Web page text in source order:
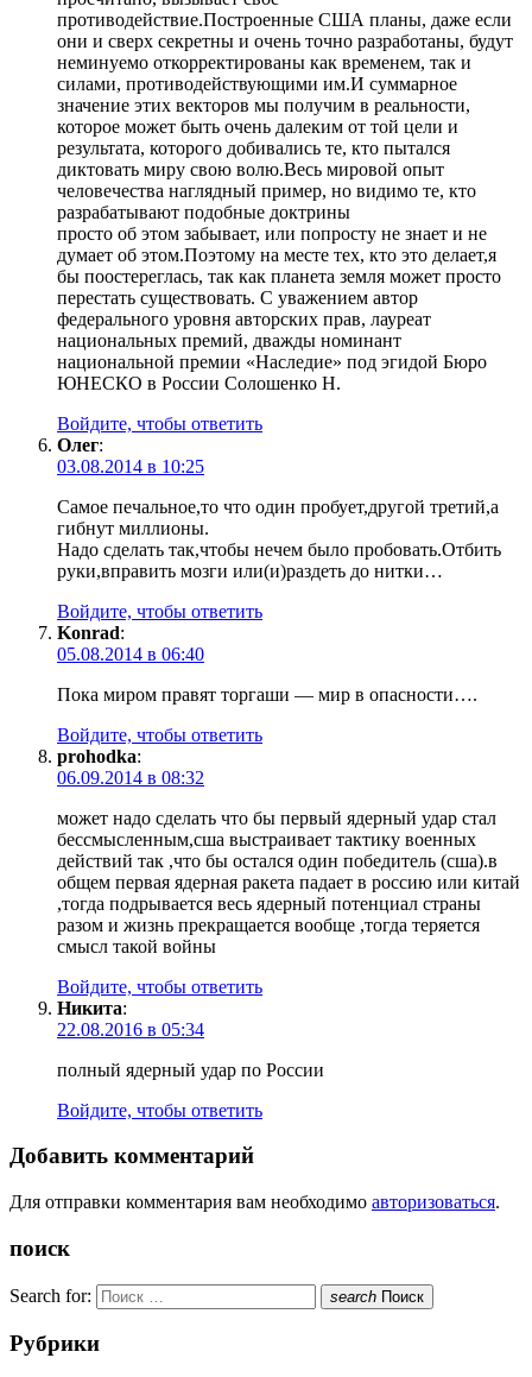
противодействие.Построенные США планы, даже если
они и сверх секретны и очень точно разработаны, будут
неминуемо откорректированы как временем, так и
силами, противодействующими им.И суммарное
значение этих векторов мы получим в реальности,
которое может быть очень далеким от той цели и
результата, которого добивались те, кто пытался
диктовать миру свою волю.Весь мировой опыт
человечества наглядный пример, но видимо те, кто
разрабатывают подобные доктрины
просто об этом забывает, или попросту не знает и не
думает об этом.Поэтому на месте тех, кто это делает,я
бы поостереглась, так как планета земля может просто
перестать существовать. С уважением автор
федерального уровня авторских прав, лауреат
национальных премий, дважды номинант
национальной премии «Наследие» под эгидой Бюро
ЮНЕСКО в России Солошенко Н.
Войдите, чтобы ответить
Олег:
03.08.2014 в 10:25
Самое печальное,то что один пробует,другой третий,а
гибнут миллионы.
Надо сделать так,чтобы нечем было пробовать.Отбить
руки,вправить мозги или(и)раздеть до нитки…
Войдите, чтобы ответить
Konrad:
05.08.2014 в 06:40
Пока миром правят торгаши — мир в опасности….
Войдите, чтобы ответить
prohodka:
06.09.2014 в 08:32
может надо сделать что бы первый ядерный удар стал
бессмысленным,сша выстраивает тактику военных
действий так ,что бы остался один победитель (сша).в
общем первая ядерная ракета падает в россию или китай
,тогда подрывается весь ядерный потенциал страны
разом и жизнь прекращается вообще ,тогда теряется
смысл такой войны
Войдите, чтобы ответить
Никита:
22.08.2016 в 05:34
полный ядерный удар по России
Войдите, чтобы ответить
Добавить комментарий
Для отправки комментария вам необходимо авторизоваться.
поиск
Search for: search Поиск
Рубрики